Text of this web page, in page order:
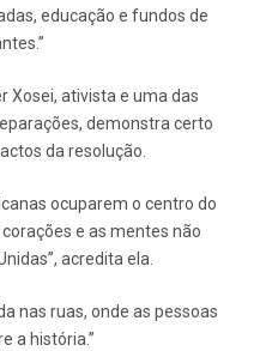
educação e fundos de
Xosei, ativista e uma das
demonstra certo
da resolução.
ocuparem o centro do
e as mentes não
acredita ela.
nas ruas, onde as pessoas
a história.”